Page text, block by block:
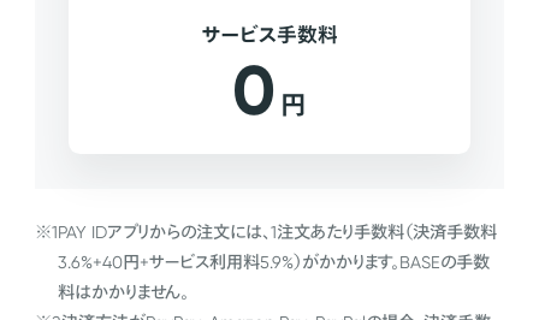
サービス手数料
0 円
※1PAY IDアプリからの注文には、1注文あたり手数料（決済手数料
3.6%+40円+サービス利用料5.9%）がかかります。BASEの手数
料はかかりません。